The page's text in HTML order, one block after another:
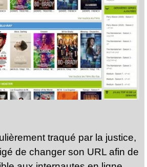
traqué par la justice,
de changer son URL afin de